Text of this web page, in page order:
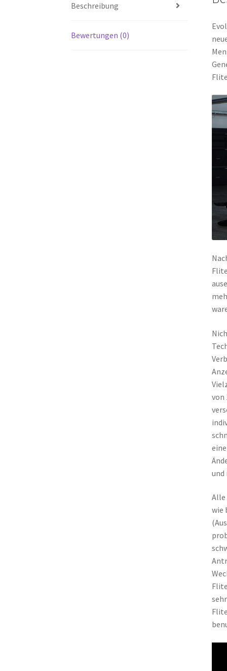
Beschreibung
Bewertungen (0)
von
und
Alle
wie